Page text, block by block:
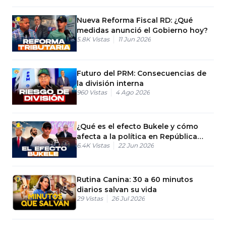
Nueva Reforma Fiscal RD: ¿Qué
medidas anunció el Gobierno hoy?
5.8K Vistas 11 Jun 2026
Futuro del PRM: Consecuencias de
la división interna
960 Vistas 4 Ago 2026
¿Qué es el efecto Bukele y cómo
afecta a la política en República
Dominicana?
6.4K Vistas 22 Jun 2026
Rutina Canina: 30 a 60 minutos
diarios salvan su vida
29 Vistas 26 Jul 2026